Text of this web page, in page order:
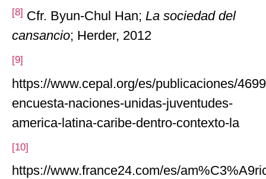
[8] Cfr. Byun-Chul Han; La sociedad del
cansancio; Herder, 2012
[9]
https://www.cepal.org/es/publicaciones/
encuesta-naciones-unidas-juventudes-
america-latina-caribe-dentro-contexto-la
[10]
https://www.france24.com/es/